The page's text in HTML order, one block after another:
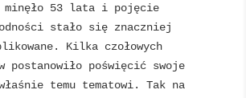
minęło 53 lata i pojęcie
stało się znaczniej
Kilka czołowych
postanowiło poświęcić swoje
temu tematowi. Tak na